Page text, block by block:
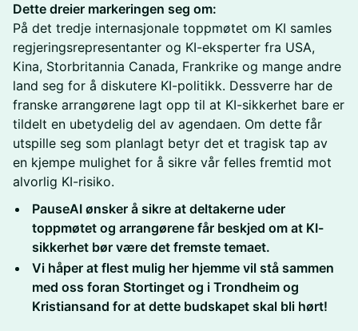
Dette dreier markeringen seg om:
På det tredje internasjonale toppmøtet om KI samles
regjeringsrepresentanter og KI-eksperter fra USA,
Kina, Storbritannia Canada, Frankrike og mange andre
land seg for å diskutere KI-politikk. Dessverre har de
franske arrangørene lagt opp til at KI-sikkerhet bare er
tildelt en ubetydelig del av agendaen. Om dette får
utspille seg som planlagt betyr det et tragisk tap av
en kjempe mulighet for å sikre vår felles fremtid mot
alvorlig KI-risiko.
PauseAI ønsker å sikre at deltakerne uder
toppmøtet og arrangørene får beskjed om at KI-
sikkerhet bør være det fremste temaet.
Vi håper at flest mulig her hjemme vil stå sammen
med oss foran Stortinget og i Trondheim og
Kristiansand for at dette budskapet skal bli hørt!